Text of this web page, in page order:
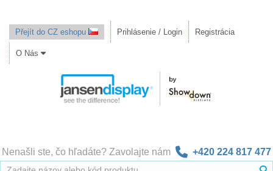
Přejít do CZ eshopu Prihlásenie / Login Registrácia
O Nás
Nenašli ste, čo hľadáte? Zavolajte nám +420 224 817 477